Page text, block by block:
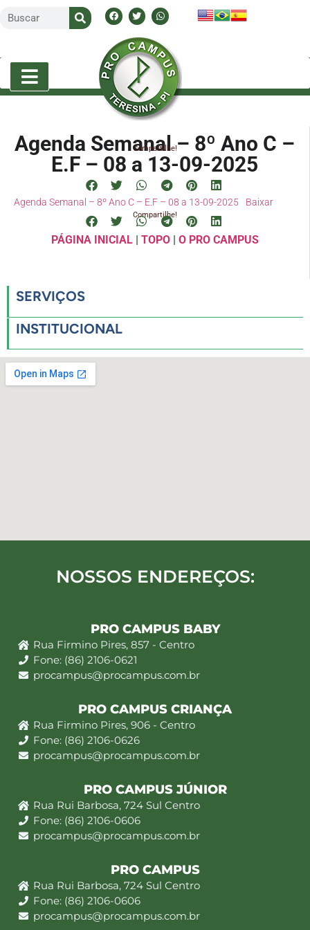
Agenda Semanal – 8º Ano C –
E.F – 08 a 13-09-2025
Compartilhe!
Agenda Semanal – 8º Ano C – E.F – 08 a 13-09-2025 Baixar
Compartilhe!
PÁGINA INICIAL| TOPO| O PRO CAMPUS
SERVIÇOS
INSTITUCIONAL
NOSSOS ENDEREÇOS:
PRO CAMPUS BABY
Rua Firmino Pires, 857 - Centro
Fone: (86) 2106-0621
procampus@procampus.com.br
PRO CAMPUS CRIANÇA
Rua Firmino Pires, 906 - Centro
Fone: (86) 2106-0626
procampus@procampus.com.br
PRO CAMPUS JÚNIOR
Rua Rui Barbosa, 724 Sul Centro
Fone: (86) 2106-0606
procampus@procampus.com.br
PRO CAMPUS
Rua Rui Barbosa, 724 Sul Centro
Fone: (86) 2106-0606
procampus@procampus.com.br